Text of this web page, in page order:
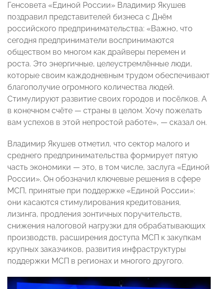
Генсовета «Единой России» Владимир Якушев
поздравил представителей бизнеса с Днём
российского предпринимательства: «Важно, что
сегодня предприниматели воспринимаются
обществом во многом как драйверы перемен и
роста. Это энергичные, целеустремлённые люди,
которые своим каждодневным трудом обеспечивают
благополучие огромного количества людей.
Стимулируют развитие своих городов и посёлков. А
в конечном счёте — страны в целом. Хочу пожелать
вам успехов в этой непростой работе», — сказал он.
Владимир Якушев отметил, что сектор малого и
среднего предпринимательства формирует пятую
часть экономики — это, в том числе, заслуга «Единой
России». Он обозначил ключевые решения в сфере
МСП, принятые при поддержке «Единой России»:
они касаются стимулирования кредитования,
лизинга, продления зонтичных поручительств,
снижения налоговой нагрузки для обрабатывающих
производств, расширения доступа МСП к закупкам
крупных заказчиков, развития инфраструктуры
поддержки МСП в регионах и многого другого.